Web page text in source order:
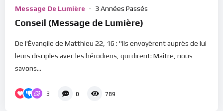
Message De Lumière 3 Années Passés
Conseil (Message de Lumière)
De l'Évangile de Matthieu 22, 16 : "Ils envoyèrent auprès de lui
leurs disciples avec les hérodiens, qui dirent: Maître, nous
savons...
3 0 789